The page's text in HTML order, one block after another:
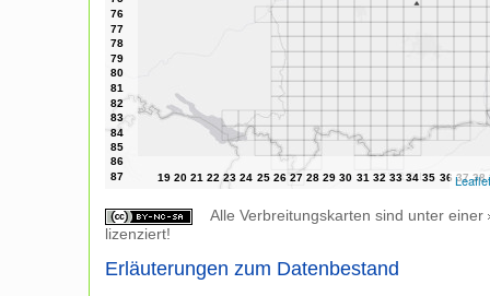
Leaflet
Alle Verbreitungskarten sind unter einer
lizenziert!
Erläuterungen zum Datenbestand